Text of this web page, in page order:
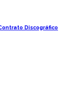
Discográfico